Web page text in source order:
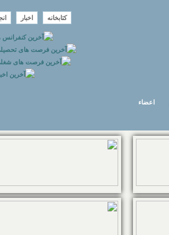
کتابخانه اخبار
اعضاء